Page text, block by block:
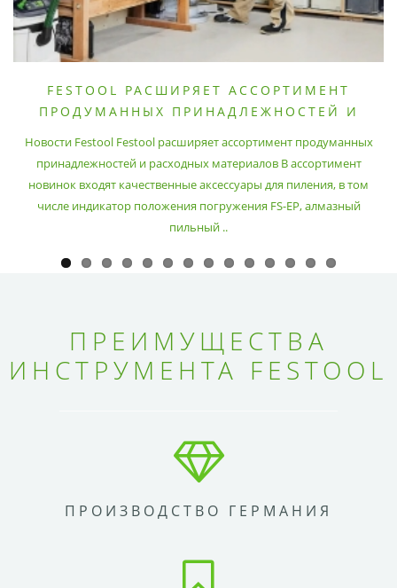
FESTOOL РАСШИРЯЕТ АССОРТИМЕНТ
ПРОДУМАННЫХ ПРИНАДЛЕЖНОСТЕЙ И
Новости Festool Festool расширяет ассортимент продуманных
принадлежностей и расходных материалов В ассортимент
новинок входят качественные аксессуары для пиления, в том
числе индикатор положения погружения FS-EP, алмазный
пильный ..
ПРЕИМУЩЕСТВА
ИНСТРУМЕНТА FESTOOL
ПРОИЗВОДСТВО ГЕРМАНИЯ